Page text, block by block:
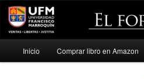
Ir
Ir
Inicio Comprar libro en Amazon